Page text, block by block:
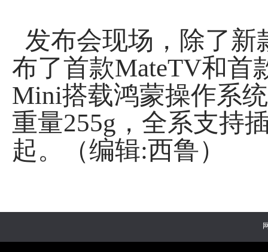
发布会现场，除了新
布了首款MateTV和首
Mini搭载鸿蒙操作系
重量255g，全系支持
起。（编辑:西鲁）